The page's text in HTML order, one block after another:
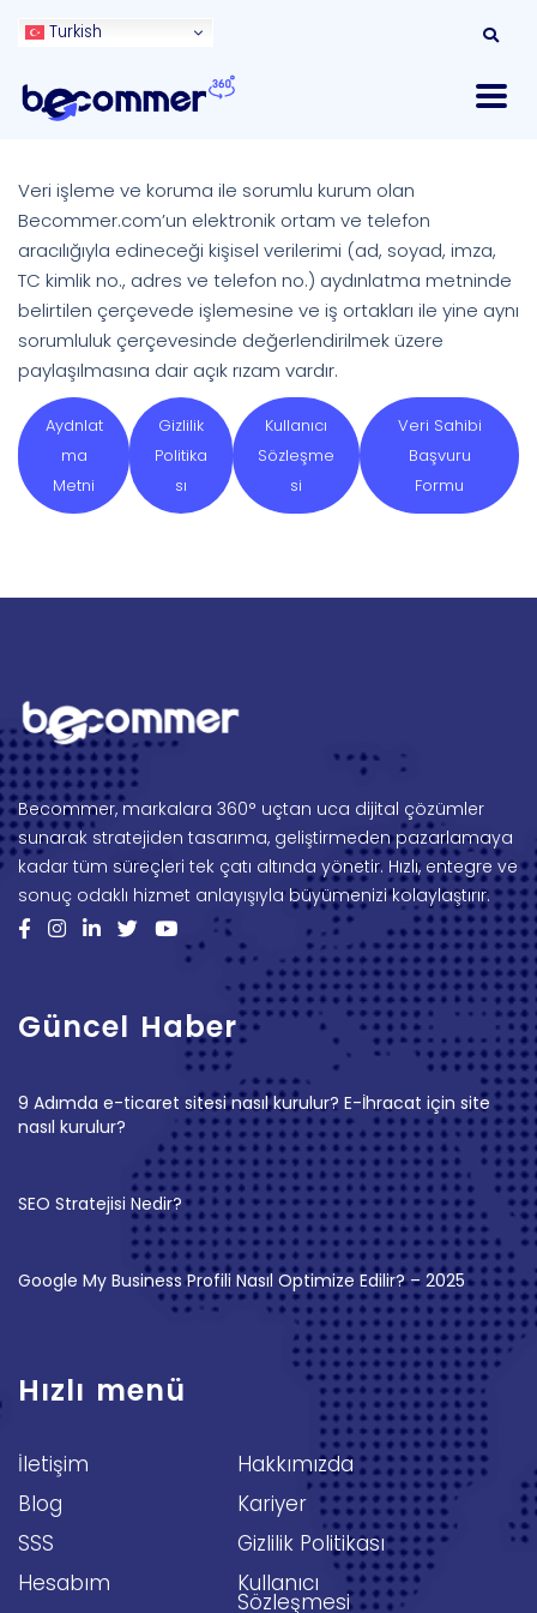
Turkish
Veri işleme ve koruma ile sorumlu kurum olan
Becommer.com’un elektronik ortam ve telefon
aracılığıyla edineceği kişisel verilerimi (ad, soyad, imza,
TC kimlik no., adres ve telefon no.) aydınlatma metninde
belirtilen çerçevede işlemesine ve iş ortakları ile yine aynı
sorumluluk çerçevesinde değerlendirilmek üzere
paylaşılmasına dair açık rızam vardır.
Aydnlat
ma
Metni
Gizlilik
Politika
sı
Kullanıcı
Sözleşme
si
Veri Sahibi
Başvuru
Formu
Becommer, markalara 360° uçtan uca dijital çözümler
sunarak stratejiden tasarıma, geliştirmeden pazarlamaya
kadar tüm süreçleri tek çatı altında yönetir. Hızlı, entegre ve
sonuç odaklı hizmet anlayışıyla büyümenizi kolaylaştırır.
Güncel Haber
9 Adımda e-ticaret sitesi nasıl kurulur? E-İhracat için site
nasıl kurulur?
SEO Stratejisi Nedir?
Google My Business Profili Nasıl Optimize Edilir? – 2025
Hızlı menü
İletişim
Hakkımızda
Blog
Kariyer
SSS
Gizlilik Politikası
Hesabım
Kullanıcı
Sözleşmesi